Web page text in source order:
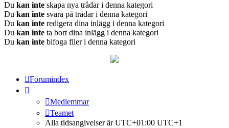
Du kan inte skapa nya trådar i denna kategori
Du kan inte svara på trådar i denna kategori
Du kan inte redigera dina inlägg i denna kategori
Du kan inte ta bort dina inlägg i denna kategori
Du kan inte bifoga filer i denna kategori
Forumindex
Medlemmar
Teamet
Alla tidsangivelser är UTC+01:00 UTC+1